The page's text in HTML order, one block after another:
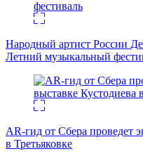
Народный артист России
Летний музыкальный
AR-гид от Сбера проведет
в Третьяковке